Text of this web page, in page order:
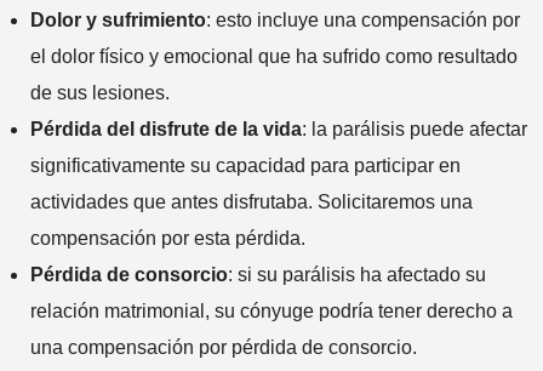
Dolor y sufrimiento: esto incluye una compensación por
el dolor físico y emocional que ha sufrido como resultado
de sus lesiones.
Pérdida del disfrute de la vida: la parálisis puede afectar
significativamente su capacidad para participar en
actividades que antes disfrutaba. Solicitaremos una
compensación por esta pérdida.
Pérdida de consorcio: si su parálisis ha afectado su
relación matrimonial, su cónyuge podría tener derecho a
una compensación por pérdida de consorcio.